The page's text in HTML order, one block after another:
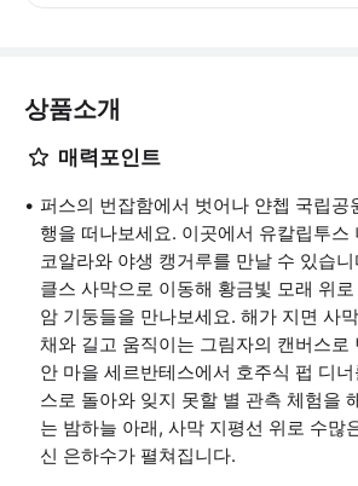
상품소개
매력포인트
퍼스의 번잡함에서 벗어나 얀쳅 국립공
행을 떠나보세요. 이곳에서 유칼립투스
코알라와 야생 캥거루를 만날 수 있습
클스 사막으로 이동해 황금빛 모래 위
암 기둥들을 만나보세요. 해가 지면 사
채와 길고 움직이는 그림자의 캔버스로
안 마을 세르반테스에서 호주식 펍 디
스로 돌아와 잊지 못할 별 관측 체험을
는 밤하늘 아래, 사막 지평선 위로 수많
신 은하수가 펼쳐집니다.